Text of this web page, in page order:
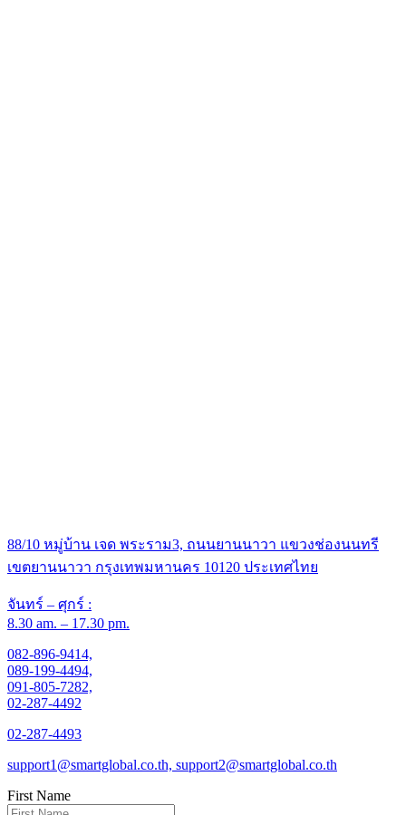
88/10 หมู่บ้าน เจด พระราม3, ถนนยานนาวา แขวงช่องนนทรี
เขตยานนาวา กรุงเทพมหานคร 10120 ประเทศไทย
จันทร์ – ศุกร์ :
8.30 am. – 17.30 pm.
082-896-9414,
089-199-4494,
091-805-7282,
02-287-4492
02-287-4493
support1@smartglobal.co.th, support2@smartglobal.co.th
First Name